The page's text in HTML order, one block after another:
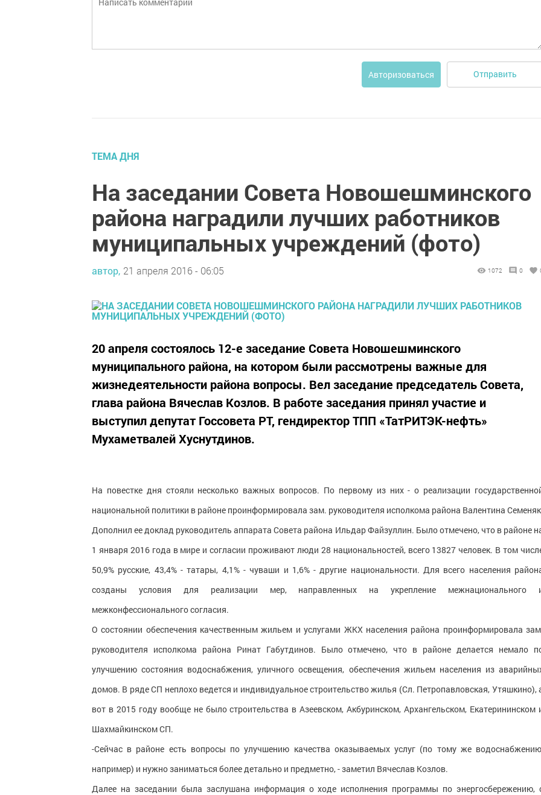
Авторизоваться Отправить
ТЕМА ДНЯ
На заседании Совета Новошешминского
района наградили лучших работников
муниципальных учреждений (фото)
автор, 21 апреля 2016 - 06:05 1072 0
20 апреля состоялось 12-е заседание Совета Новошешминского
муниципального района, на котором были рассмотрены важные для
жизнедеятельности района вопросы. Вел заседание председатель Совета,
глава района Вячеслав Козлов. В работе заседания принял участие и
выступил депутат Госсовета РТ, гендиректор ТПП «ТатРИТЭК-нефть»
Мухаметвалей Хуснутдинов.
На повестке дня стояли несколько важных вопросов. По первому из них - о реализации
национальной политики в районе проинформировала зам. руководителя исполкома района Валентина
Дополнил ее доклад руководитель аппарата Совета района Ильдар Файзуллин. Было отмечено, что в районе
1 января 2016 года в мире и согласии проживают люди 28 национальностей, всего 13827 человек. В том
50,9% русские, 43,4% - татары, 4,1% - чуваши и 1,6% - другие национальности. Для всего населения
созданы условия для реализации мер, направленных на укрепление межнационального
межконфессионального согласия.
О состоянии обеспечения качественным жильем и услугами ЖКХ населения района проинформировала
руководителя исполкома района Ринат Габутдинов. Было отмечено, что в районе делается немало
улучшению состояния водоснабжения, уличного освещения, обеспечения жильем населения из
домов. В ряде СП неплохо ведется и индивидуальное строительство жилья (Сл. Петропавловская, Утяшкино),
вот в 2015 году вообще не было строительства в Азеевском, Акбуринском, Архангельском, Екатерининском
Шахмайкинском СП.
-Сейчас в районе есть вопросы по улучшению качества оказываемых услуг (по тому же
например) и нужно заниматься более детально и предметно, - заметил Вячеслав Козлов.
Далее на заседании была заслушана информация о ходе исполнения программы по энергосбережению,